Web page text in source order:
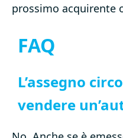
prossimo acquirente
FAQ
L’assegno
vendere